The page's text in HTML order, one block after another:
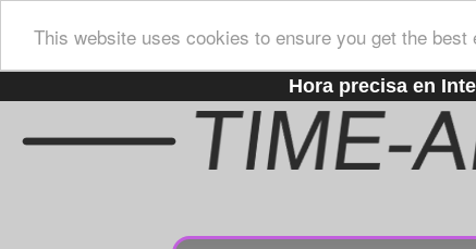
This website uses cookies to ensure you get the best
Hora precisa en